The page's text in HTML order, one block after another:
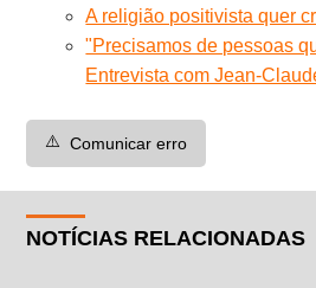
A religião positivista quer
"Precisamos de pessoas
Entrevista com Jean-
⚠️ Comunicar erro
NOTÍCIAS RELACIONADAS